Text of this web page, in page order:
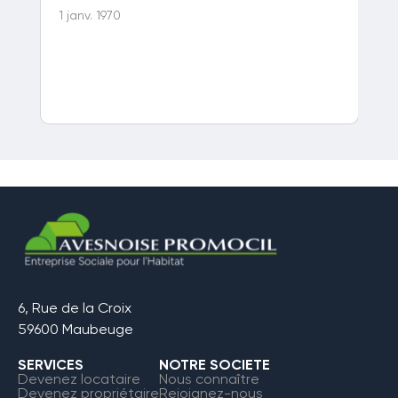
1 janv. 1970
6, Rue de la Croix
59600 Maubeuge
SERVICES
Devenez locataire
Devenez propriétaire
NOTRE SOCIETE
Nous connaître
Rejoignez-nous